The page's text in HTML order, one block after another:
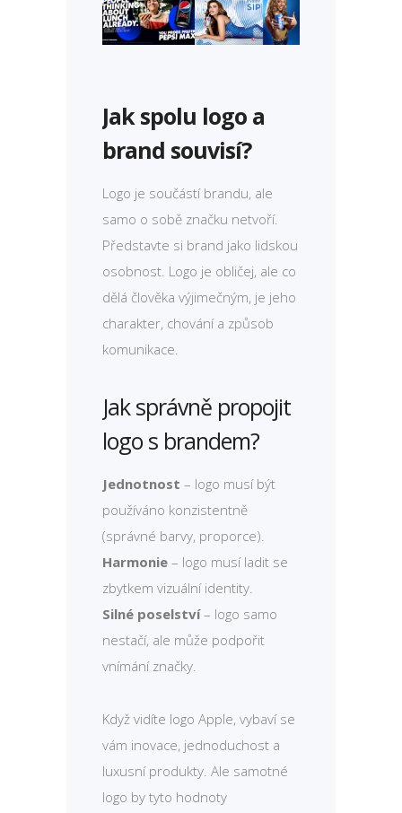
Jak spolu logo a
brand souvisí?
Logo je součástí brandu, ale
samo o sobě značku netvoří.
Představte si brand jako lidskou
osobnost. Logo je obličej, ale co
dělá člověka výjimečným, je jeho
charakter, chování a způsob
komunikace.
Jak správně propojit
logo s brandem?
Jednotnost – logo musí být
používáno konzistentně
(správné barvy, proporce).
Harmonie – logo musí ladit se
zbytkem vizuální identity.
Silné poselství– logo samo
nestačí, ale může podpořit
vnímání značky.
Když vidíte logo Apple, vybaví se
vám inovace, jednoduchost a
luxusní produkty. Ale samotné
logo by tyto hodnoty